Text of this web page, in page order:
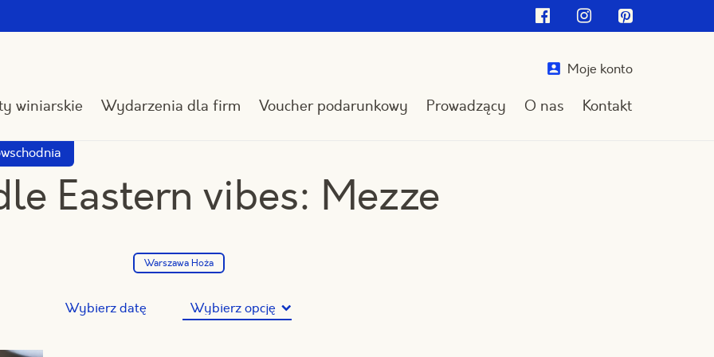
Moje konto
winiarskie Wydarzenia dla firm Voucher podarunkowy Prowadzący O nas Kontakt
Eastern vibes: Mezze
Warszawa Hoża
Wybierz datę